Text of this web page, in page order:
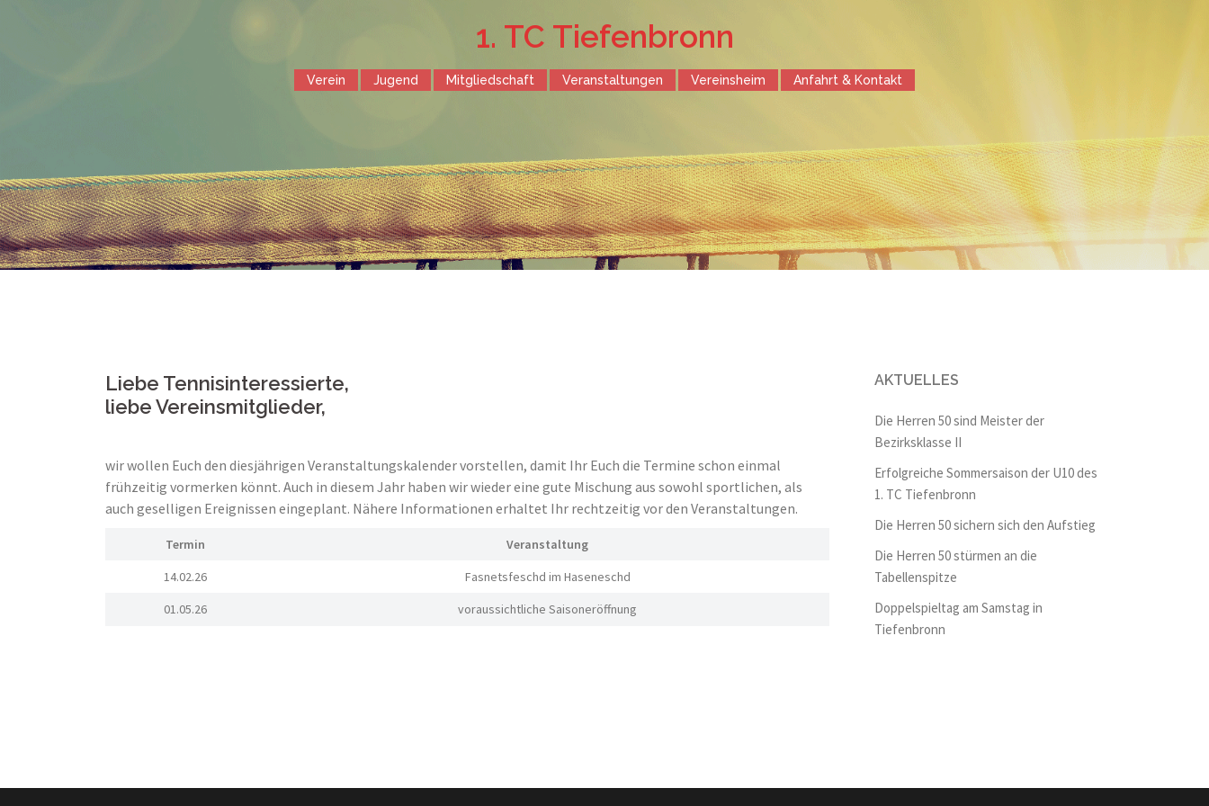
1. TC Tiefenbronn
Verein Jugend Mitgliedschaft Veranstaltungen Vereinsheim Anfahrt & Kontakt
Liebe Tennisinteressierte,
liebe Vereinsmitglieder,
wir wollen Euch den diesjährigen Veranstaltungskalender vorstellen, damit Ihr Euch die Termine schon einmal
frühzeitig vormerken könnt. Auch in diesem Jahr haben wir wieder eine gute Mischung aus sowohl sportlichen, als
auch geselligen Ereignissen eingeplant. Nähere Informationen erhaltet Ihr rechtzeitig vor den Veranstaltungen.
Termin
Veranstaltung
14.02.26
Fasnetsfeschd im Haseneschd
01.05.26
voraussichtliche Saisoneröffnung
AKTUELLES
Die Herren 50 sind Meister der
Bezirksklasse II
Erfolgreiche Sommersaison der U10 des
1. TC Tiefenbronn
Die Herren 50 sichern sich den Aufstieg
Die Herren 50 stürmen an die
Tabellenspitze
Doppelspieltag am Samstag in
Tiefenbronn